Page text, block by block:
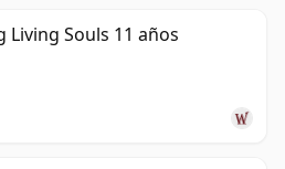
Living Souls 11 años